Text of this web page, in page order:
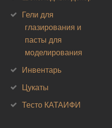
Гели для
глазирования и
пасты для
моделирования
Инвентарь
Цукаты
Тесто КАТАИФИ